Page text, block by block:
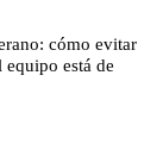
cómo evitar
equipo está de